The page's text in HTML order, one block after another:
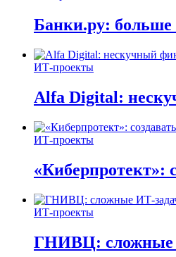
Банки.ру:
ИТ-проекты
Alfa Digital:
ИТ-проекты
«Киберпротект»:
ИТ-проекты
ГНИВЦ: сложные